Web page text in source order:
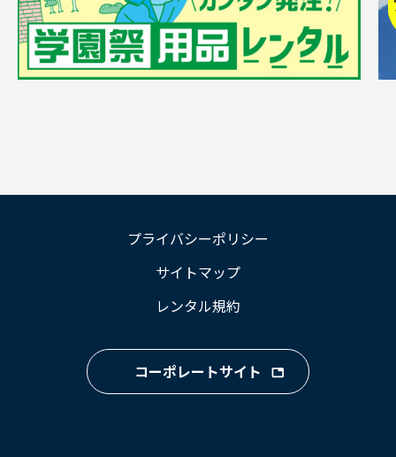
プライバシーポリシー
サイトマップ
レンタル規約
コーポレートサイト